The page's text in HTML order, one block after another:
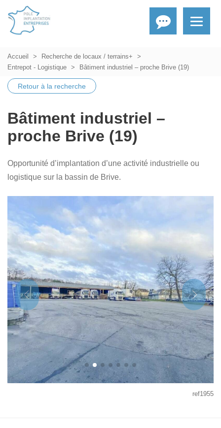
Accueil
Recherche de locaux / terrains+
Entrepot - Logistique
Bâtiment industriel – proche Brive (19)
Retour à la recherche
Bâtiment industriel –
proche Brive (19)
Opportunité d’implantation d’une activité industrielle ou
logistique sur la bassin de Brive.
ref1955